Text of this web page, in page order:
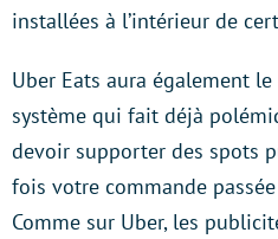
installées à l’intérieur de
Uber Eats aura également
système qui fait déjà
devoir supporter des spots
fois votre commande
Comme sur Uber, les